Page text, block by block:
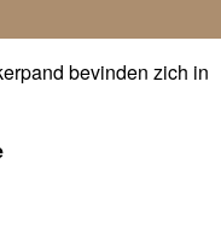
bevinden zich in